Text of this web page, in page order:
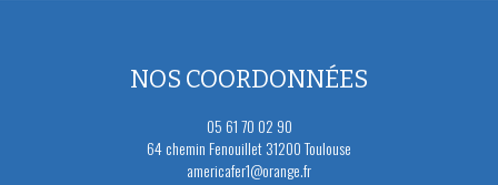
NOS COORDONNÉES
05 61 70 02 90
64 chemin Fenouillet 31200 Toulouse
americafer1@orange.fr